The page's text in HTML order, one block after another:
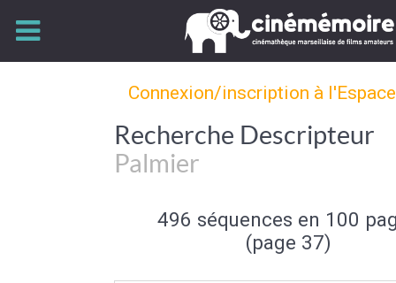
Connexion/inscription à
Recherche Descripteur
Palmier
496 séquences en 100
(page 37)